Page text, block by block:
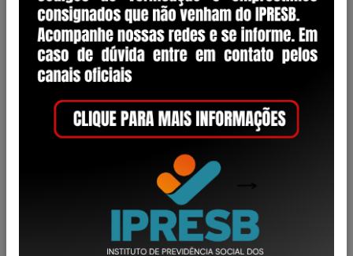
Categoria
Decreto
Lei Complementar
Regimento Interno